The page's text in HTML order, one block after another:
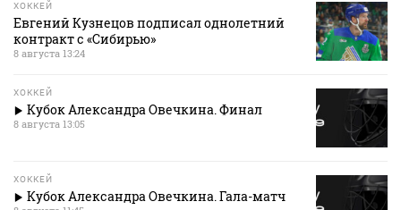
ХОККЕЙ
Евгений Кузнецов подписал однолетний
контракт с «Сибирью»
8 августа 13:24
ХОККЕЙ
Кубок Александра Овечкина. Финал
8 августа 13:05
ХОККЕЙ
Кубок Александра Овечкина. Гала-матч